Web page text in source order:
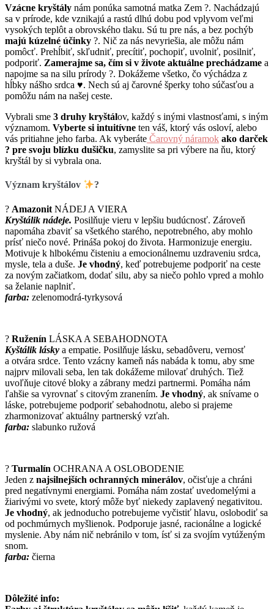
Vzácne kryštály nám ponúka samotná matka Zem ?. Nachádzajú
sa v prírode, kde vznikajú a rastú dlhú dobu pod vplyvom veľmi
vysokých teplôt a obrovského tlaku. Sú tu pre nás, a bez pochýb
majú kúzelné účinky ?. Nič za nás nevyriešia, ale môžu nám
pomôcť. Prehĺbiť, skľudniť, precítiť, pochopiť, uvolniť, posilniť,
podporiť. Zamerajme sa, čím si v živote aktuálne prechádzame a
napojme sa na silu prírody ?. Dokážeme všetko, čo výchádza z
hĺbky nášho srdca ♥. Nech sú aj čarovné šperky toho súčasťou a
pomôžu nám na našej ceste.
Vybrali sme 3 druhy kryštálov, každý s inými vlastnosťami, s iným
významom. Vyberte si intuitívne ten váš, ktorý vás osloví, alebo
vás pritiahne jeho farba. Ak vyberáte Čarovný náramok ako darček
? pre svoju blízku dušičku, zamyslite sa pri výbere na ňu, ktorý
kryštál by si vybrala ona.
Význam kryštálov ?
? Amazonit NÁDEJ A VIERA
Kryštálik nádeje. Posilňuje vieru v lepšiu budúcnosť. Zároveň
napomáha zbaviť sa všetkého starého, nepotrebného, aby mohlo
prísť niečo nové. Prináša pokoj do života. Harmonizuje energiu.
Motivuje k hlbokému čisteniu a emocionálnemu uzdraveniu srdca,
mysle, tela a duše. Je vhodný, keď potrebujeme podporiť na ceste
za novým začiatkom, dodať silu, aby sa niečo pohlo vpred a mohlo
sa želanie naplniť.
farba: zelenomodrá-tyrkysová
? Ruženín LÁSKA A SEBAHODNOTA
Kyštálik lásky a empatie. Posilňuje lásku, sebadôveru, vernosť
a otvára srdce. Tento vzácny kameň nás nabáda k tomu, aby sme
najprv milovali seba, len tak dokážeme milovať druhých. Tiež
uvoľňuje citové bloky a zábrany medzi partnermi. Pomáha nám
ľahšie sa vyrovnať s citovým zranením. Je vhodný, ak snívame o
láske, potrebujeme podporiť sebahodnotu, alebo si prajeme
zharmonizovať aktuálny partnerský vzťah.
farba: slabunko ružová
? Turmalín OCHRANA A OSLOBODENIE
Jeden z najsilnejších ochranných minerálov, očisťuje a chráni
pred negatívnymi energiami. Pomáha nám zostať uvedomelými a
žiarivými vo svete, ktorý môže byť niekedy zaplavený negativitou.
Je vhodný, ak jednoducho potrebujeme vyčistiť hlavu, oslobodiť sa
od pochmúrnych myšlienok. Podporuje jasné, racionálne a logické
myslenie. Aby nám nič nebránilo v tom, ísť si za svojím vytúženým
snom.
farba: čierna
Dôležité info: